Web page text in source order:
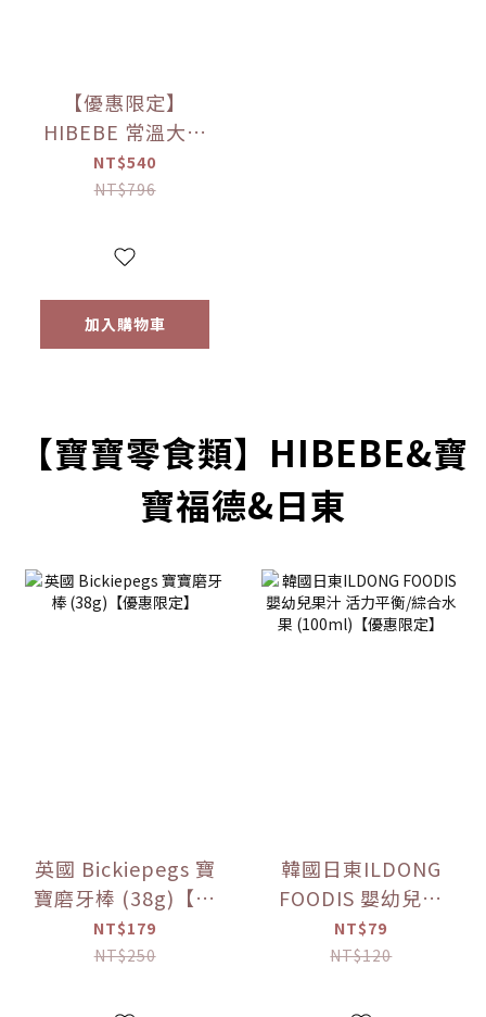
【優惠限定】
HIBEBE 常溫大寶
寶粥系列 雙花豬肉
粥/蓮藕雞肉粥/栗子
(四包入/組)（9個月
NT$540
NT$796
加入購物車
【寶寶零食類】HIBEBE&寶
寶福德&日東
英國 Bickiepegs 寶
寶磨牙棒 (38g)【優
惠限定】
NT$179
NT$250
韓國日東ILDONG
FOODIS 嬰幼兒果
果 (100ml)【優惠
NT$79
NT$120